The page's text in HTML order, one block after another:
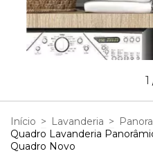
1
Início > Lavanderia >
Quadro Lavanderia
Quadro Novo